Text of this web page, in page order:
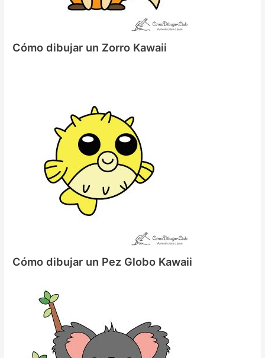
Cómo dibujar un Zorro Kawaii
Cómo dibujar un Pez Globo Kawaii